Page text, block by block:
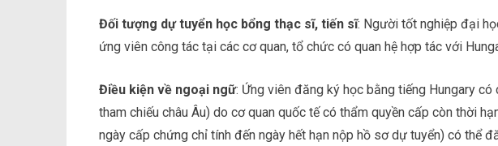
Đối tượng dự tuyển học bổng thạc sĩ, tiến sĩ: Người tốt nghiệp đại
ứng viên công tác tại các cơ quan, tổ chức có quan hệ hợp tác với
Điều kiện về ngoại ngữ: Ứng viên đăng ký học bằng tiếng Hungary
tham chiếu châu Âu) do cơ quan quốc tế có thẩm quyền cấp còn thời
ngày cấp chứng chỉ tính đến ngày hết hạn nộp hồ sơ dự tuyển) có thể